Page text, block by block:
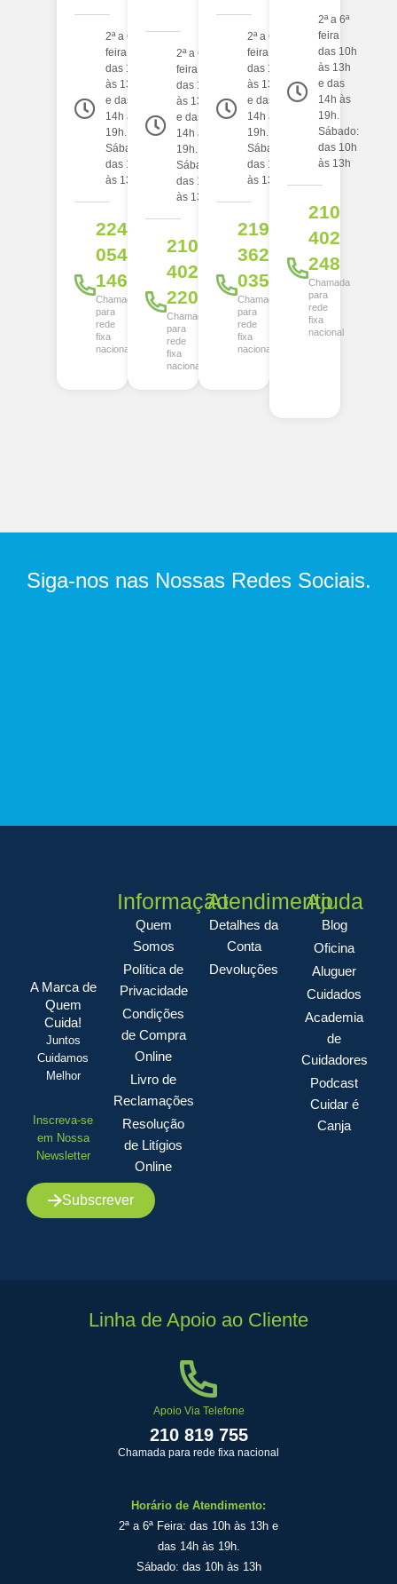
2ª a 6ª
feira
das 10h
às 13h
e das
14h às
19h.
Sábado:
das 10h
às 13h
224
054
146
Chamada
para
rede
fixa
nacional
2ª a 6ª
feira
das 10h
às 13h
e das
14h às
19h.
Sábado:
das 10h
às 13h
210
402
220
Chamada
para
rede
fixa
nacional
2ª a 6ª
feira
das 10h
às 13h
e das
14h às
19h.
Sábado:
das 10h
às 13h
219
362
035
Chamada
para
rede
fixa
nacional
2ª a 6ª
feira
das 10h
às 13h
e das
14h às
19h.
Sábado:
das 10h
às 13h
210
402
248
Chamada
para
rede
fixa
nacional
Siga-nos nas Nossas Redes Sociais.
A Marca de
Quem
Cuida!
Juntos
Cuidamos
Melhor
Inscreva-se
em Nossa
Newsletter
Subscrever
Informação
Quem
Somos
Política de
Privacidade
Condições
de Compra
Online
Livro de
Reclamações
Resolução
de Litígios
Online
Atendimento
Detalhes da
Conta
Devoluções
Ajuda
Blog
Oficina
Aluguer
Cuidados
Academia
de
Cuidadores
Podcast
Cuidar é
Canja
Linha de Apoio ao Cliente
Apoio Via Telefone
210 819 755
Chamada para rede fixa nacional
Horário de Atendimento:
2ª a 6ª Feira: das 10h às 13h e
das 14h às 19h.
Sábado: das 10h às 13h